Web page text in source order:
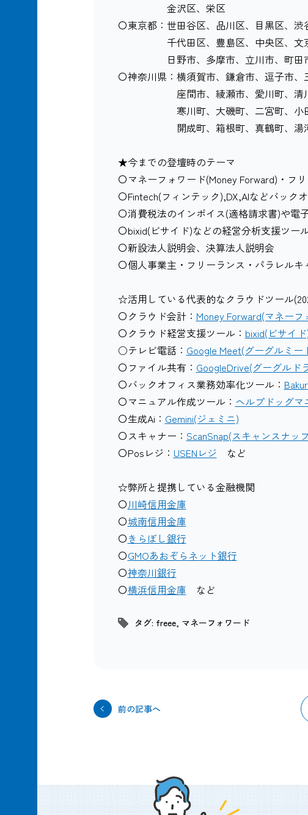
金沢区、栄区
〇東京都：世田谷区、品川区、目黒区、渋
千代田区、豊島区、中央区、文京区
日野市、多摩市、立川市、町田市
〇神奈川県：横須賀市、鎌倉市、逗子市
座間市、綾瀬市、愛川町、清川村
寒川町、大磯町、二宮町、小田原
開成町、箱根町、真鶴町、湯
★今までの登壇時のテーマ
〇マネーフォワード(Money Forward)・フ
〇Fintech(フィンテック),DX,AIなどバック
〇消費税法のインボイス(適格請求書)や電
〇bixid(ビサイド)などの経営分析支援ツー
〇新設法人説明会、決算法人説明会
〇個人事業主・フリーランス・パラレル
☆活用している代表的なクラウドツール
〇クラウド会計： Money Forward(マネーフ
〇クラウド経営支援ツール： bixid(ビサイ
○テレビ電話： Google Meet(グーグルミー
〇ファイル共有： GoogleDrive(グーグルド
〇バックオフィス業務効率化ツール：
〇マニュアル作成ツール： ヘルプドッグ
〇生成Ai： Gemini(ジェミニ)
〇スキャナー： ScanSnap(スキャンスナッ
〇Posレジ： USENレジ など
☆弊所と提携している金融機関
〇川崎信用金庫
〇城南信用金庫
〇きらぼし銀行
〇GMOあおぞらネット銀行
〇神奈川銀行
〇横浜信用金庫 など
タグ: freee, マネーフォワード
前の記事へ